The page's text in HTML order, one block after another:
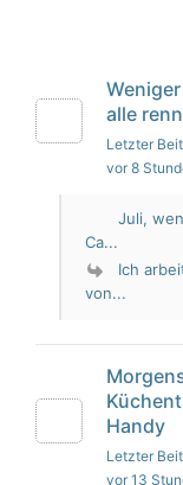
alle
Letzter
vor 8
Juli,
Ca...
Ich
von...
Handy
Letzter
vor 13